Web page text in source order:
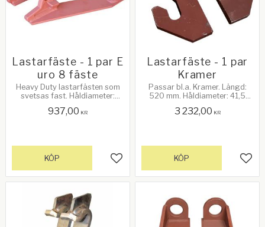
Lastarfäste - 1 par E
uro 8 fäste
Heavy Duty lastarfästen som
svetsas fast. Håldiameter:
toppen av kroken: 45 mm. A -
937,00 KR
Lägg till i favoriter
KÖP
Lastarfäste - 1 par
Kramer
Passar bl.a. Kramer. Längd:
520 mm. Håldiameter: 41,5
mm
3 232,00 KR
KÖP